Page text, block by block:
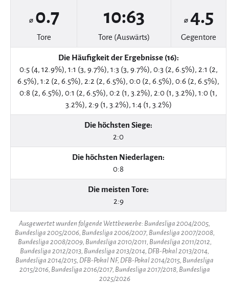
⌀ 0.7
Tore
10:63
Tore (Auswärts)
⌀ 4.5
Gegentore
Die Häufigkeit der Ergebnisse (16):
0:5 (4, 12.9%), 1:1 (3, 9.7%), 1:3 (3, 9.7%), 0:3 (2, 6.5%), 2:1 (2,
6.5%), 1:2 (2, 6.5%), 2:2 (2, 6.5%), 0:0 (2, 6.5%), 0:6 (2, 6.5%),
0:8 (2, 6.5%), 0:1 (2, 6.5%), 0:2 (1, 3.2%), 2:0 (1, 3.2%), 1:0 (1,
3.2%), 2:9 (1, 3.2%), 1:4 (1, 3.2%)
Die höchsten Siege:
2:0
Die höchsten Niederlagen:
0:8
Die meisten Tore:
2:9
Ausgewertet wurden folgende Wettbewerbe: Bundesliga 2004/2005,
Bundesliga 2005/2006, Bundesliga 2006/2007, Bundesliga 2007/2008,
Bundesliga 2008/2009, Bundesliga 2010/2011, Bundesliga 2011/2012,
Bundesliga 2012/2013, Bundesliga 2013/2014, DFB-Pokal 2013/2014,
Bundesliga 2014/2015, DFB-Pokal NF, DFB-Pokal 2014/2015, Bundesliga
2015/2016, Bundesliga 2016/2017, Bundesliga 2017/2018, Bundesliga
2025/2026